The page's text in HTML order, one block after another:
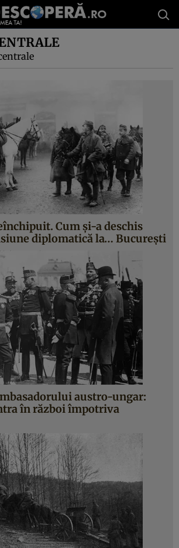
Cum și-a deschis
diplomatică la… București
austro-ungar:
în război împotriva